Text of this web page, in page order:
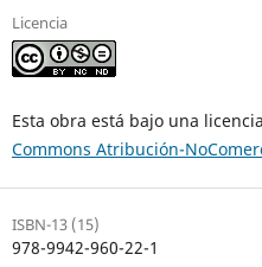
Licencia
Esta obra está bajo una
Commons Atribución-
ISBN-13 (15)
978-9942-960-22-1